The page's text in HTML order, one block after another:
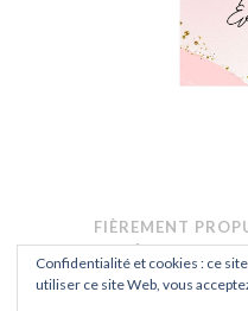
FIÈREMENT
THÈME :
Confidentialité et cookies : ce
utiliser ce site Web, vous